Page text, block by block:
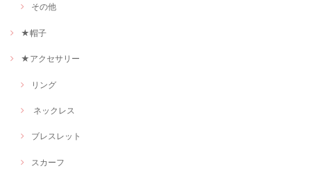
その他
★帽子
★アクセサリー
リング
ネックレス
ブレスレット
スカーフ